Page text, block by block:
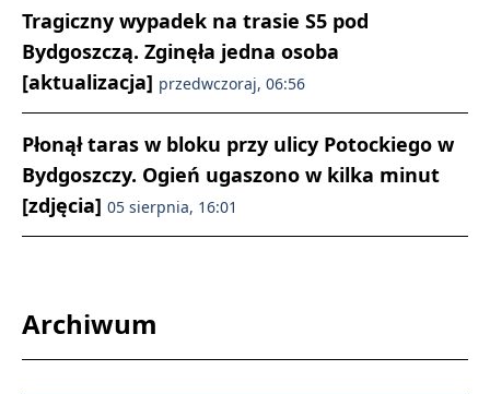
Tragiczny wypadek na trasie S5 pod
Bydgoszczą. Zginęła jedna osoba
[aktualizacja] przedwczoraj, 06:56
Płonął taras w bloku przy ulicy Potockiego w
Bydgoszczy. Ogień ugaszono w kilka minut
[zdjęcia] 05 sierpnia, 16:01
Archiwum